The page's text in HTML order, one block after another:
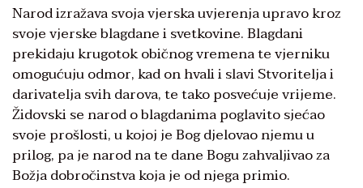
Narod izražava svoja vjerska uvjerenja upravo kroz
svoje vjerske blagdane i svetkovine. Blagdani
prekidaju krugotok običnog vremena te vjerniku
omogućuju odmor, kad on hvali i slavi Stvoritelja i
darivatelja svih darova, te tako posvećuje vrijeme.
Židovski se narod o blagdanima poglavito sjećao
svoje prošlosti, u kojoj je Bog djelovao njemu u
prilog, pa je narod na te dane Bogu zahvaljivao za
Božja dobročinstva koja je od njega primio.